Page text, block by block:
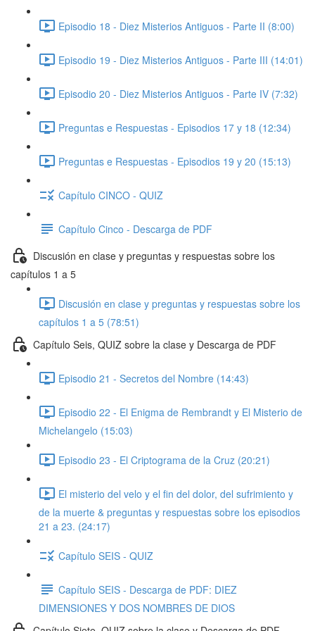
Episodio 18 - Diez Misterios Antiguos - Parte II (8:00)
Episodio 19 - Diez Misterios Antiguos - Parte III (14:01)
Episodio 20 - Diez Misterios Antiguos - Parte IV (7:32)
Preguntas e Respuestas - Episodios 17 y 18 (12:34)
Preguntas e Respuestas - Episodios 19 y 20 (15:13)
Capítulo CINCO - QUIZ
Capítulo Cinco - Descarga de PDF
Discusión en clase y preguntas y respuestas sobre los
capítulos 1 a 5
Discusión en clase y preguntas y respuestas sobre los
capítulos 1 a 5 (78:51)
Capítulo Seis, QUIZ sobre la clase y Descarga de PDF
Episodio 21 - Secretos del Nombre (14:43)
Episodio 22 - El Enigma de Rembrandt y El Misterio de
Michelangelo (15:03)
Episodio 23 - El Criptograma de la Cruz (20:21)
El misterio del velo y el fin del dolor, del sufrimiento y
de la muerte & preguntas y respuestas sobre los episodios
21 a 23. (24:17)
Capítulo SEIS - QUIZ
Capítulo SEIS - Descarga de PDF: DIEZ
DIMENSIONES Y DOS NOMBRES DE DIOS